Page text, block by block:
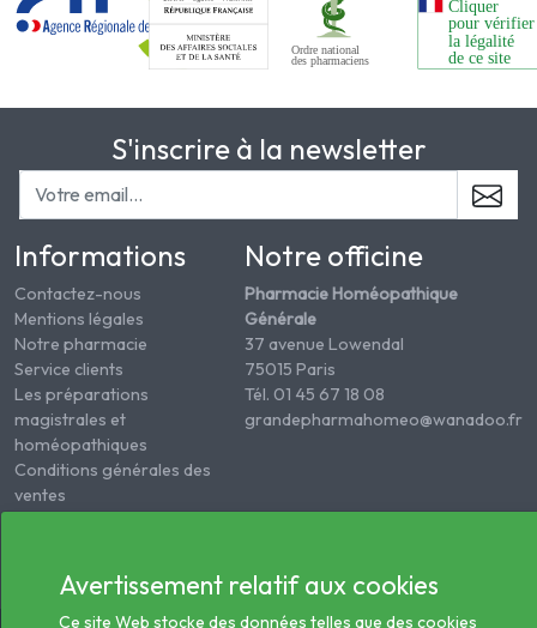
S'inscrire à la newsletter
Informations
Contactez-nous
Mentions légales
Notre pharmacie
Service clients
Les préparations
magistrales et
homéopathiques
Conditions générales des
ventes
de santé
Notre officine
Pharmacie Homéopathique
Générale
37 avenue Lowendal
75015 Paris
Tél. 01 45 67 18 08
grandepharmahomeo@wanadoo.fr
Avertissement relatif aux cookies
Ce site Web stocke des données telles que des cookies